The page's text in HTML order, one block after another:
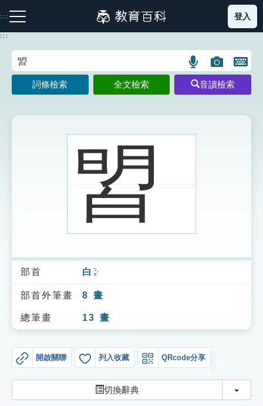
到
主
:::
注音索引圖示 筆畫索引圖示 部首索引表圖示
索引選單
知識索引
單字索引
登入
:::
語
言
搜
示
圖
片
搜
開
鍵
圖
詞條檢索 全文檢索 音讀檢索
㿢
部首 白 ㄅㄞˊ
部首外筆畫 8 畫
總筆畫 13 畫
開啟關聯 列入收藏 QRcode分享
切換辭典 切換